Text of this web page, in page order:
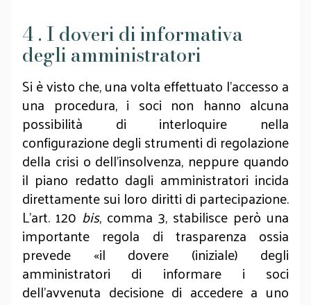
4 . I doveri di informativa
degli amministratori
Si è visto che, una volta effettuato l’accesso a
una procedura, i soci non hanno alcuna
possibilità di interloquire nella
configurazione degli strumenti di regolazione
della crisi o dell’insolvenza, neppure quando
il piano redatto dagli amministratori incida
direttamente sui loro diritti di partecipazione.
L’art. 120 bis, comma 3, stabilisce però una
importante regola di trasparenza ossia
prevede «il dovere (iniziale) degli
amministratori di informare i soci
dell’avvenuta decisione di accedere a uno